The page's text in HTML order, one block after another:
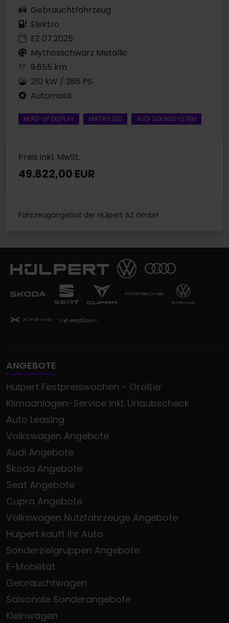
Gebrauchtfahrzeug
Elektro
EZ 07.2025
Mythosschwarz Metallic
9.655 km
210 kW / 286 PS
Automatik
HEAD-UP DISPLAY MATRIX LED AUDI SOUNDSYSTEM
Preis inkl. MwSt.
49.822,00 EUR
Fahrzeugangebot der Hülpert AZ GmbH
ANGEBOTE
Hülpert Festpreiswochen - Großer
Klimaanlagen-Service inkl. Urlaubscheck
Auto Leasing
Volkswagen Angebote
Audi Angebote
Škoda Angebote
Seat Angebote
Cupra Angebote
Volkswagen Nutzfahrzeuge Angebote
Hülpert kauft Ihr Auto
Sonderzielgruppen Angebote
E-Mobilität
Gebrauchtwagen
Saisonale Sonderangebote
Kleinwagen